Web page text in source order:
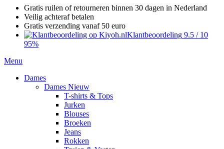
Gratis ruilen of retourneren binnen 30 dagen in Nederland
Veilig achteraf betalen
Gratis verzending vanaf 50 euro
Klantbeoordeling 9.5 / 10
95%
Menu
Dames
Dames Nieuw
T-shirts & Tops
Jurken
Blouses
Broeken
Jeans
Rokken